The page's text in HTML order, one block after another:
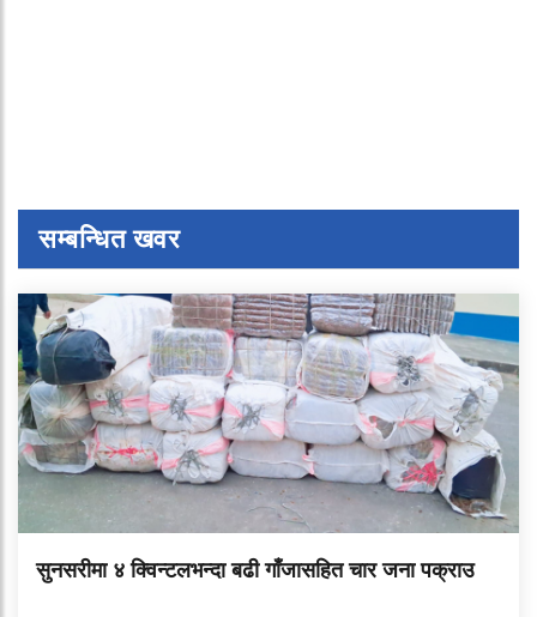
सम्बन्धित खवर
सुनसरीमा ४ क्विन्टलभन्दा बढी गाँजासहित चार जना पक्राउ